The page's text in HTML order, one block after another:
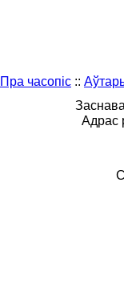
Пра часопіс ::
Адрас